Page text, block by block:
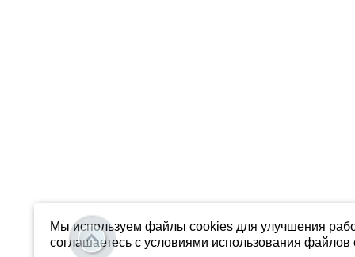
Мы используем файлы cookies для улучшения
соглашаетесь с условиями использования файлов